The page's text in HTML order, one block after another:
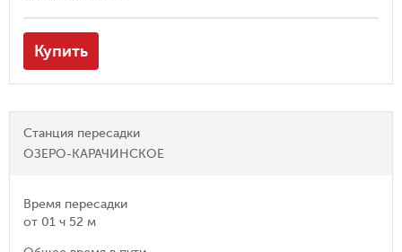
Купить
Станция пересадки
ОЗЕРО-КАРАЧИНСКОЕ
Время пересадки
от 01 ч 52 м